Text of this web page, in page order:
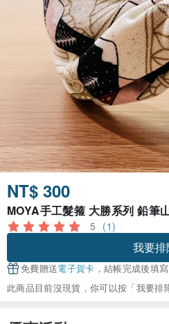
NT$ 300
MOYA手工髮箍 大勝系列 鉛筆
5 (1)
我要排
免費贈送電子賀卡 ，結帳完成後填寫
此商品目前沒現貨，你可以按「我要